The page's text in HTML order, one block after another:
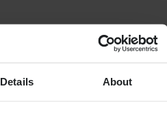
Details About